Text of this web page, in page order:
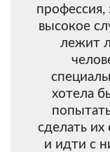
профессия,
высокое
лежит
хотела
сделать
и идти с